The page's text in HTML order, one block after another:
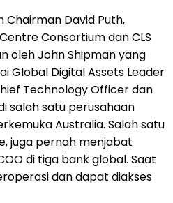
Chairman David Puth,
Consortium dan CLS
oleh John Shipman yang
Global Digital Assets Leader
Technology Officer dan
salah satu perusahaan
Australia. Salah satu
juga pernah menjabat
di tiga bank global. Saat
dan dapat diakses